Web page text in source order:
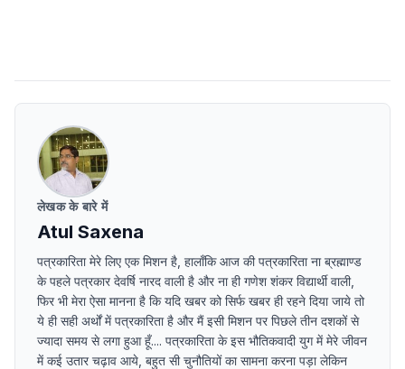
लेखक के बारे में
Atul Saxena
पत्रकारिता मेरे लिए एक मिशन है, हालाँकि आज की पत्रकारिता ना ब्रह्माण्ड
के पहले पत्रकार देवर्षि नारद वाली है और ना ही गणेश शंकर विद्यार्थी वाली,
फिर भी मेरा ऐसा मानना है कि यदि खबर को सिर्फ खबर ही रहने दिया जाये तो
ये ही सही अर्थों में पत्रकारिता है और मैं इसी मिशन पर पिछले तीन दशकों से
ज्यादा समय से लगा हुआ हूँ.... पत्रकारिता के इस भौतिकवादी युग में मेरे जीवन
में कई उतार चढ़ाव आये, बहुत सी चुनौतियों का सामना करना पड़ा लेकिन